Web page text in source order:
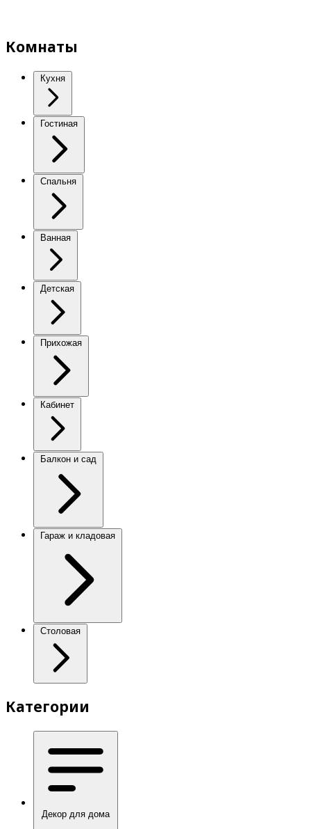
Комнаты
Кухня
Гостиная
Спальня
Ванная
Детская
Прихожая
Кабинет
Балкон и сад
Гараж и кладовая
Столовая
Категории
Декор для дома